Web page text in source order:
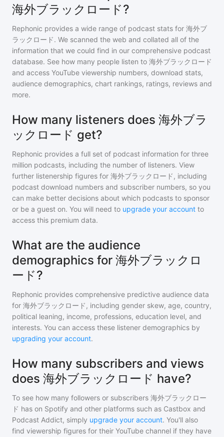
海外ブラックロード?
Rephonic provides a wide range of podcast stats for 海外ブ
ラックロード. We scanned the web and collated all of the
information that we could find in our comprehensive podcast
database. See how many people listen to 海外ブラックロード
and access YouTube viewership numbers, download stats,
audience demographics, chart rankings, ratings, reviews and
more.
How many listeners does 海外ブラ
ックロード get?
Rephonic provides a full set of podcast information for three
million podcasts, including the number of listeners. View
further listenership figures for 海外ブラックロード, including
podcast download numbers and subscriber numbers, so you
can make better decisions about which podcasts to sponsor
or be a guest on. You will need to upgrade your account to
access this premium data.
What are the audience
demographics for 海外ブラックロ
ード?
Rephonic provides comprehensive predictive audience data
for 海外ブラックロード, including gender skew, age, country,
political leaning, income, professions, education level, and
interests. You can access these listener demographics by
upgrading your account.
How many subscribers and views
does 海外ブラックロード have?
To see how many followers or subscribers 海外ブラックロー
ド has on Spotify and other platforms such as Castbox and
Podcast Addict, simply upgrade your account. You'll also
find viewership figures for their YouTube channel if they have